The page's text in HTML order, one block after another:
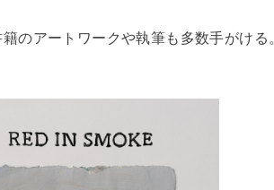
のアートワークや執筆も多数手がける。